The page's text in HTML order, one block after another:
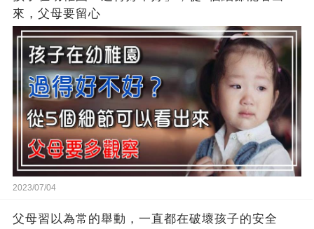
來，父母要留心
2023/07/04
父母習以為常的舉動，一直都在破壞孩子的安全